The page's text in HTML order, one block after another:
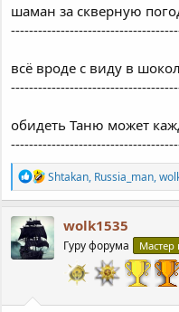
шаман за скверную
всё вроде с виду в
обидеть Таню может
Р
е
а
к
ц
и
и
Shtakan, Russia_man,
wolk1535
Гуру форума Мастер